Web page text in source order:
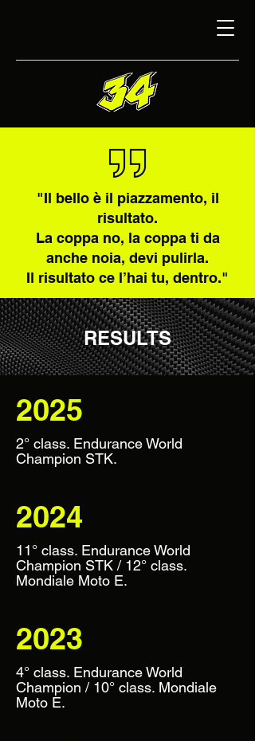
"Il bello è il piazzamento, il
risultato.
La coppa no, la coppa ti da
anche noia, devi pulirla.
Il risultato ce l’hai tu, dentro."
Marco Lucchinelli
RESULTS
2025
2° class. Endurance World
Champion STK.
2024
11° class. Endurance World
Champion STK / 12° class.
Mondiale Moto E.
2023
4° class. Endurance World
Champion / 10° class. Mondiale
Moto E.